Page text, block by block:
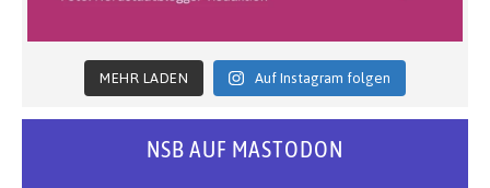
MEHR LADEN Auf Instagram folgen
NSB AUF MASTODON